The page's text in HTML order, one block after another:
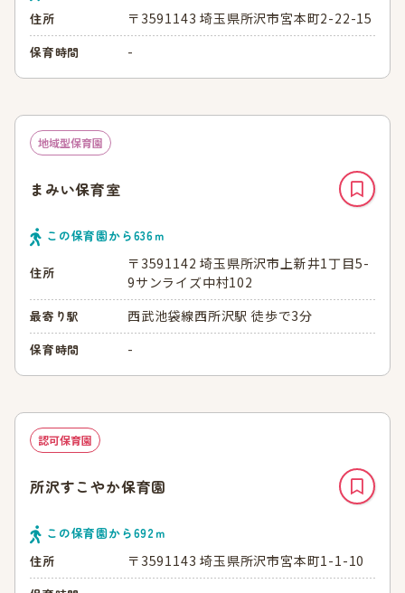
住所
〒3591143 埼玉県所沢市宮本町2-22-15
保育時間 -
地域型保育園
まみい保育室
この保育園から636ｍ
住所
〒3591142 埼玉県所沢市上新井1丁目5-
9サンライズ中村102
最寄り駅 西武池袋線西所沢駅 徒歩で3分
保育時間 -
認可保育園
所沢すこやか保育園
この保育園から692ｍ
住所
〒3591143 埼玉県所沢市宮本町1-1-10